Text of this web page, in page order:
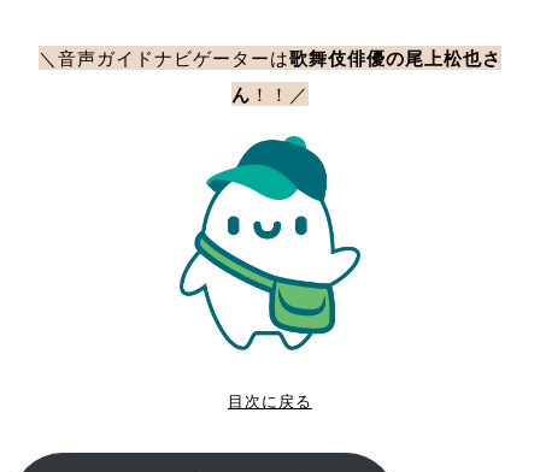
＼音声ガイドナビゲーターは歌舞伎俳優の尾上松也さ
ん ！！／
目次に戻る